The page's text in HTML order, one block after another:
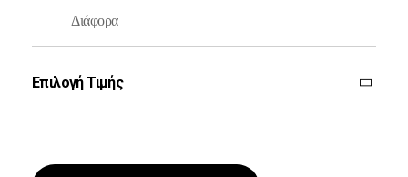
Διάφορα
Επιλογή Τιμής